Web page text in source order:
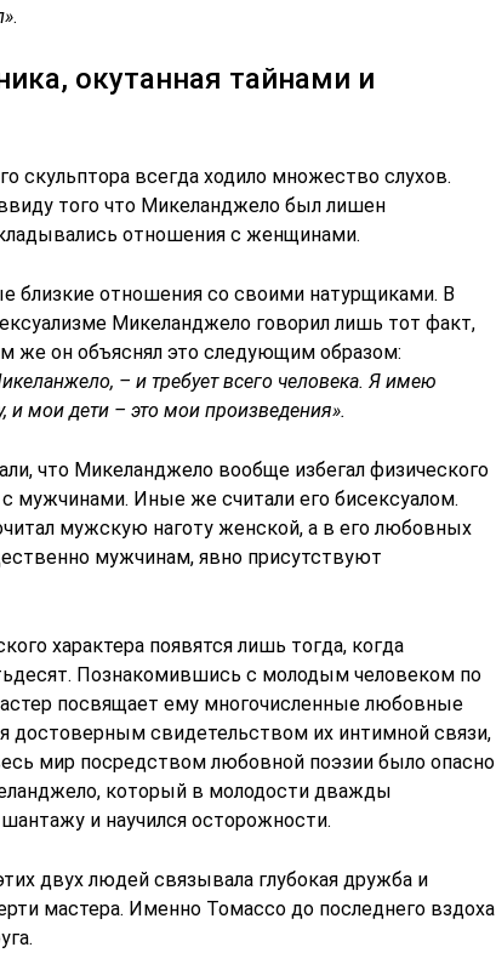
.
окутанная тайнами и
скульптора всегда ходило множество слухов.
того что Микеланджело был лишен
отношения с женщинами.
близкие отношения со своими натурщиками. В
Микеланджело говорил лишь тот факт,
же он объяснял это следующим образом:
– и требует всего человека. Я имею
и мои дети – это мои произведения».
что Микеланджело вообще избегал физического
мужчинами. Иные же считали его бисексуалом.
мужскую наготу женской, а в его любовных
мужчинам, явно присутствуют
характера появятся лишь тогда, когда
Познакомившись с молодым человеком по
посвящает ему многочисленные любовные
достоверным свидетельством их интимной связи,
мир посредством любовной поэзии было опасно
который в молодости дважды
и научился осторожности.
двух людей связывала глубокая дружба и
мастера. Именно Томассо до последнего вздоха